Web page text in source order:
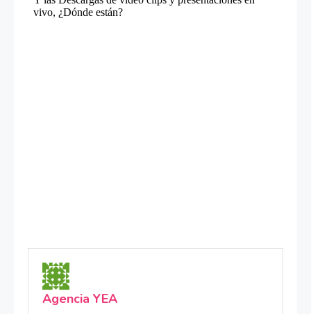
Agencia YEA